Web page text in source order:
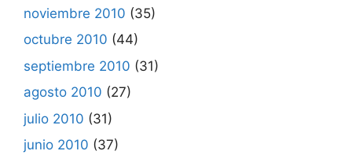
noviembre 2010 (35)
octubre 2010 (44)
septiembre 2010 (31)
agosto 2010 (27)
julio 2010 (31)
junio 2010 (37)